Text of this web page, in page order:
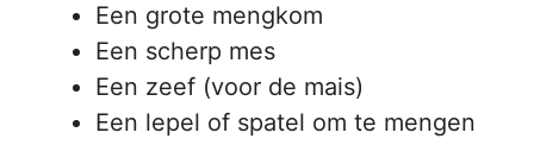
Een grote mengkom
Een scherp mes
Een zeef (voor de mais)
Een lepel of spatel om te mengen